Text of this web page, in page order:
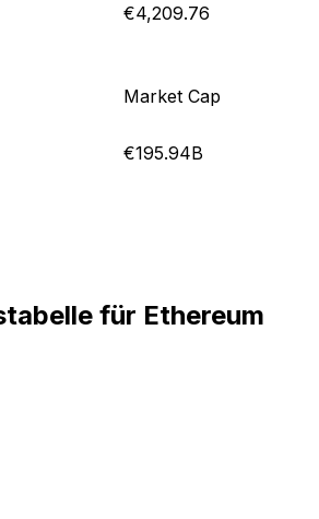
€4,209.76
Market Cap
€195.94B
für Ethereum